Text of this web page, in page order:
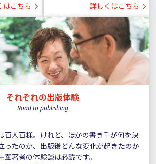
はこちら 詳しくはこちら
それぞれの出版体験
Road to publishing
百人百様。けれど、ほかの書き手が何を決
ったのか、出版後どんな変化が起きたのか
輩著者の体験談は必読です。